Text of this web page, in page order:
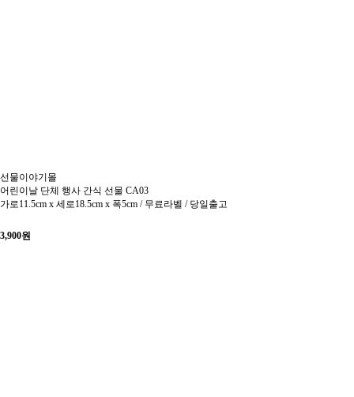
선물이야기몰
어린이날 단체 행사 간식 선물 CA03
가로11.5cm x 세로18.5cm x 폭5cm / 무료라벨 / 당일출고
3,900원